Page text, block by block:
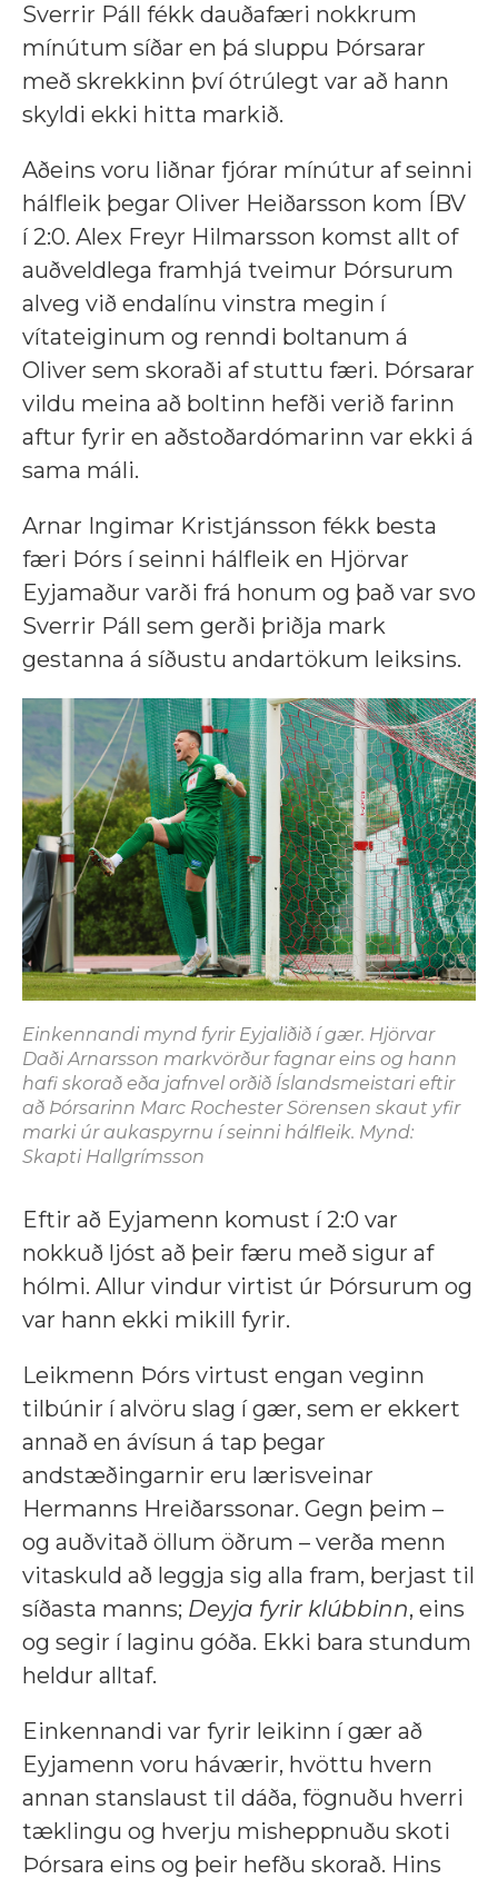
Sverrir Páll fékk dauðafæri nokkrum
mínútum síðar en þá sluppu Þórsarar
með skrekkinn því ótrúlegt var að hann
skyldi ekki hitta markið.
Aðeins voru liðnar fjórar mínútur af seinni
hálfleik þegar Oliver Heiðarsson kom ÍBV
í 2:0. Alex Freyr Hilmarsson komst allt of
auðveldlega framhjá tveimur Þórsurum
alveg við endalínu vinstra megin í
vítateiginum og renndi boltanum á
Oliver sem skoraði af stuttu færi. Þórsarar
vildu meina að boltinn hefði verið farinn
aftur fyrir en aðstoðardómarinn var ekki á
sama máli.
Arnar Ingimar Kristjánsson fékk besta
færi Þórs í seinni hálfleik en Hjörvar
Eyjamaður varði frá honum og það var svo
Sverrir Páll sem gerði þriðja mark
gestanna á síðustu andartökum leiksins.
Einkennandi mynd fyrir Eyjaliðið í gær. Hjörvar
Daði Arnarsson markvörður fagnar eins og hann
hafi skorað eða jafnvel orðið Íslandsmeistari eftir
að Þórsarinn Marc Rochester Sörensen skaut yfir
marki úr aukaspyrnu í seinni hálfleik. Mynd:
Skapti Hallgrímsson
Eftir að Eyjamenn komust í 2:0 var
nokkuð ljóst að þeir færu með sigur af
hólmi. Allur vindur virtist úr Þórsurum og
var hann ekki mikill fyrir.
Leikmenn Þórs virtust engan veginn
tilbúnir í alvöru slag í gær, sem er ekkert
annað en ávísun á tap þegar
andstæðingarnir eru lærisveinar
Hermanns Hreiðarssonar. Gegn þeim –
og auðvitað öllum öðrum – verða menn
vitaskuld að leggja sig alla fram, berjast til
síðasta manns; Deyja fyrir klúbbinn, eins
og segir í laginu góða. Ekki bara stundum
heldur alltaf.
Einkennandi var fyrir leikinn í gær að
Eyjamenn voru háværir, hvöttu hvern
annan stanslaust til dáða, fögnuðu hverri
tæklingu og hverju misheppnuðu skoti
Þórsara eins og þeir hefðu skorað. Hins